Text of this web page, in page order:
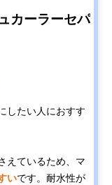
カーラーセパ
したい人におすす
えているため、マ
いです。耐水性が